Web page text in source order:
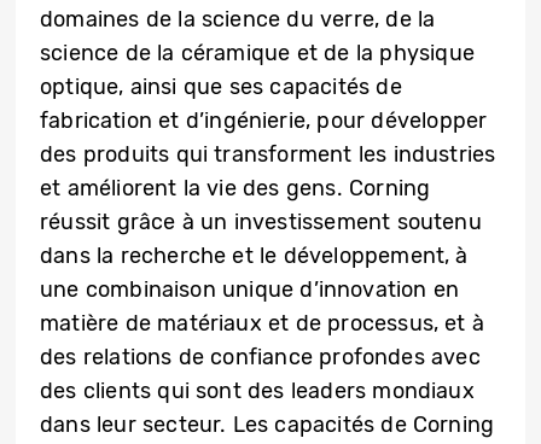
domaines de la science du verre, de la
science de la céramique et de la physique
optique, ainsi que ses capacités de
fabrication et d’ingénierie, pour développer
des produits qui transforment les industries
et améliorent la vie des gens. Corning
réussit grâce à un investissement soutenu
dans la recherche et le développement, à
une combinaison unique d’innovation en
matière de matériaux et de processus, et à
des relations de confiance profondes avec
des clients qui sont des leaders mondiaux
dans leur secteur. Les capacités de Corning